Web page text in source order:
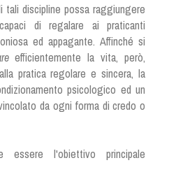
tali discipline possa raggiungere
di regalare ai praticanti
ed appagante. Affinché si
efficientemente la vita, però,
pratica regolare e sincera, la
da ogni forma di credo o
essere l'obiettivo principale